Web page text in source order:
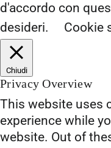
d'accordo con
desideri.
Cookie
Chiudi
Privacy Overview
This website uses
experience while
website. Out of